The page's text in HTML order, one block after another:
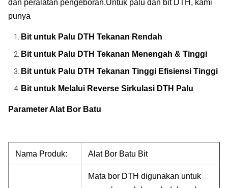
dan peralatan pengeboran.Untuk palu dan bit DTH, kami
punya
Bit untuk Palu DTH Tekanan Rendah
Bit untuk Palu DTH Tekanan Menengah & Tinggi
Bit untuk Palu DTH Tekanan Tinggi Efisiensi Tinggi
Bit untuk Melalui Reverse Sirkulasi DTH Palu
Parameter Alat Bor Batu
Nama Produk: Alat Bor Batu Bit
Mata bor DTH digunakan untuk